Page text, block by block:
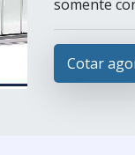
somente
Cotar